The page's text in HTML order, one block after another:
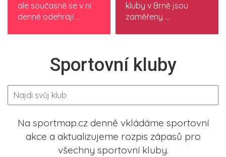
ale současně se v ní
denně odehrají ...
kluby v Brně jsou
zaměřeny ...
Sportovní kluby
Na sportmap.cz denně vkládáme sportovní
akce a aktualizujeme rozpis zápasů pro
všechny sportovní kluby.